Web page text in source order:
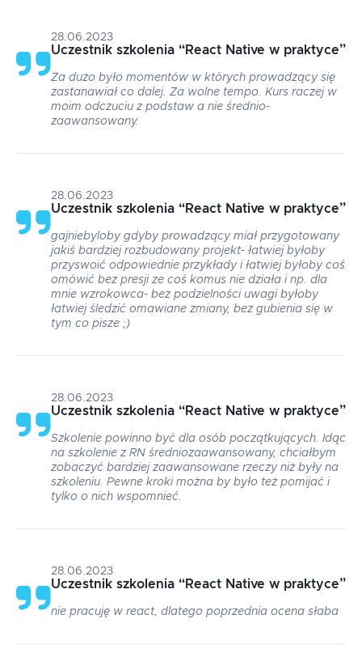
28.06.2023
Uczestnik szkolenia “React Native w praktyce”
Za dużo było momentów w których prowadzący się
zastanawiał co dalej. Za wolne tempo. Kurs raczej w
moim odczuciu z podstaw a nie średnio-
zaawansowany.
28.06.2023
Uczestnik szkolenia “React Native w praktyce”
gajniebyloby gdyby prowadzący miał przygotowany
jakiś bardziej rozbudowany projekt- łatwiej byłoby
przyswoić odpowiednie przykłady i łatwiej byłoby coś
omówić bez presji ze coś komus nie działa i np. dla
mnie wzrokowca- bez podzielności uwagi byłoby
łatwiej śledzić omawiane zmiany, bez gubienia się w
tym co pisze ;)
28.06.2023
Uczestnik szkolenia “React Native w praktyce”
Szkolenie powinno być dla osób początkujących. Idąc
na szkolenie z RN średniozaawansowany, chciałbym
zobaczyć bardziej zaawansowane rzeczy niż były na
szkoleniu. Pewne kroki można by było też pomijać i
tylko o nich wspomnieć.
28.06.2023
Uczestnik szkolenia “React Native w praktyce”
nie pracuję w react, dlatego poprzednia ocena słaba